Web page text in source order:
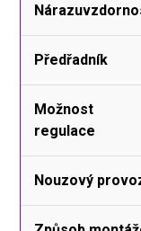
Předřadník
Možnost
regulace
Nouzový